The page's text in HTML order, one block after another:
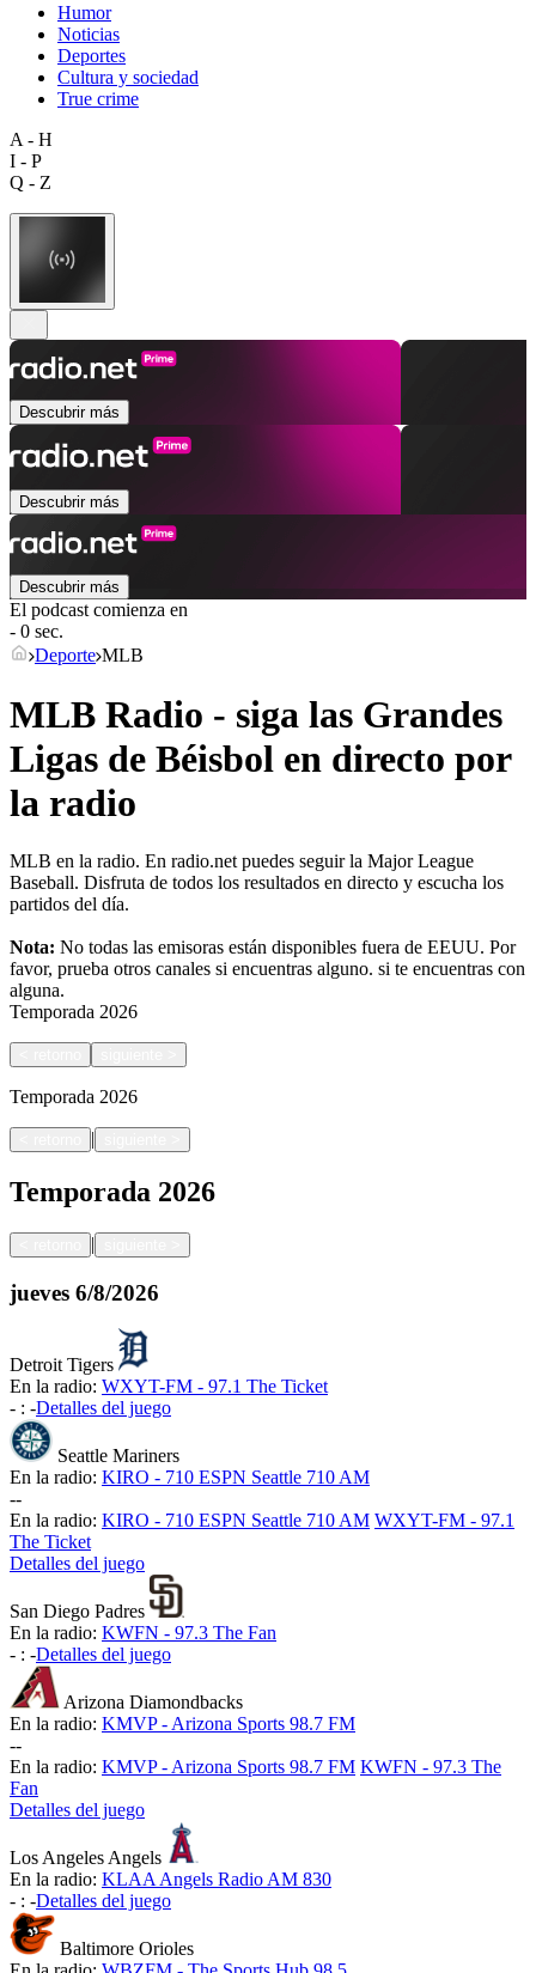
Humor
Noticias
Deportes
Cultura y sociedad
True crime
A - H
I - P
Q - Z
Descubrir más
Descubrir más
Descubrir más
El podcast comienza en
- 0 sec.
Deporte MLB
MLB Radio - siga las Grandes
Ligas de Béisbol en directo por
la radio
MLB en la radio. En radio.net puedes seguir la Major League
Baseball. Disfruta de todos los resultados en directo y escucha los
partidos del día.
Nota: No todas las emisoras están disponibles fuera de EEUU. Por
favor, prueba otros canales si encuentras alguno. si te encuentras con
alguna.
Temporada 2026
Temporada 2026
|
Temporada 2026
|
jueves 6/8/2026
Detroit Tigers
En la radio: WXYT-FM - 97.1 The Ticket
- : -Detalles del juego
Seattle Mariners
En la radio: KIRO - 710 ESPN Seattle 710 AM
--
En la radio: KIRO - 710 ESPN Seattle 710 AM WXYT-FM - 97.1
The Ticket
Detalles del juego
San Diego Padres
En la radio: KWFN - 97.3 The Fan
- : -Detalles del juego
Arizona Diamondbacks
En la radio: KMVP - Arizona Sports 98.7 FM
--
En la radio: KMVP - Arizona Sports 98.7 FM KWFN - 97.3 The
Fan
Detalles del juego
Los Angeles Angels
En la radio: KLAA Angels Radio AM 830
- : -Detalles del juego
Baltimore Orioles